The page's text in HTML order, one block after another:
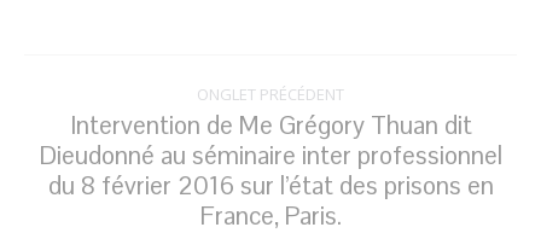
commentaire
ONGLET PRÉCÉDENT
Onglet
précédent
Intervention de Me Grégory Thuan dit
Dieudonné au séminaire inter professionnel
du 8 février 2016 sur l’état des prisons en
France, Paris.